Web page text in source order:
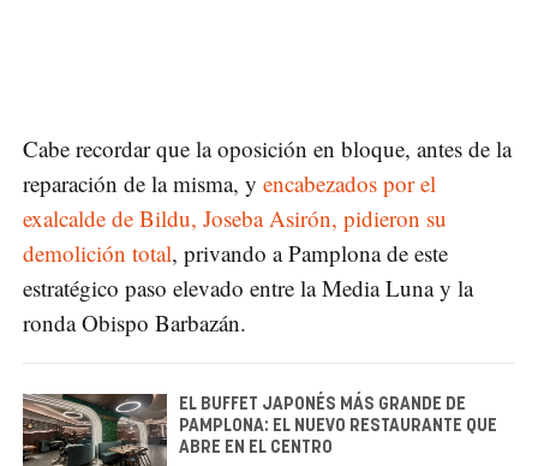
Cabe recordar que la oposición en bloque, antes de la
reparación de la misma, y encabezados por el
exalcalde de Bildu, Joseba Asirón, pidieron su
demolición total, privando a Pamplona de este
estratégico paso elevado entre la Media Luna y la
ronda Obispo Barbazán.
EL BUFFET JAPONÉS MÁS GRANDE DE
PAMPLONA: EL NUEVO RESTAURANTE QUE
ABRE EN EL CENTRO